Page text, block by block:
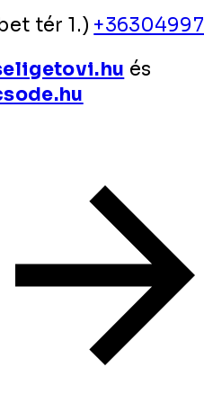
tér 1.)
és